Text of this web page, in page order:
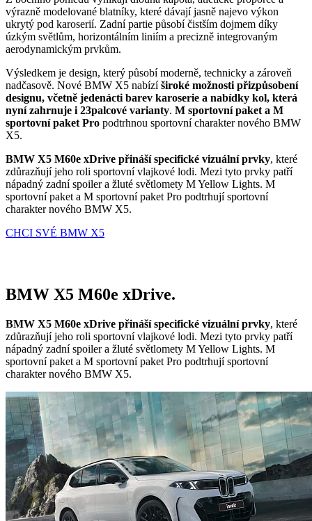
výrazně modelované blatníky, které dávají jasně najevo výkon
ukrytý pod karoserií. Zadní partie působí čistším dojmem díky
úzkým světlům, horizontálním liniím a precizně integrovaným
aerodynamickým prvkům.
Výsledkem je design, který působí moderně, technicky a zároveň
nadčasově. Nové BMW X5 nabízíširoké možnosti přizpůsobení
designu, včetně jedenácti barev karoserie a nabídky kol, která
nyní zahrnuje i 23palcové varianty. M sportovní paket a M
sportovní paket Pro podtrhnou sportovní charakter nového BMW
X5.
BMW X5 M60e xDrive přináší specifické vizuální prvky, které
zdůrazňují jeho roli sportovní vlajkové lodi. Mezi tyto prvky patří
nápadný zadní spoiler a žluté světlomety M Yellow Lights. M
sportovní paket a M sportovní paket Pro podtrhují sportovní
charakter nového BMW X5.
CHCI SVÉ BMW X5
BMW X5 M60e xDrive.
BMW X5 M60e xDrive přináší specifické vizuální prvky, které
zdůrazňují jeho roli sportovní vlajkové lodi. Mezi tyto prvky patří
nápadný zadní spoiler a žluté světlomety M Yellow Lights. M
sportovní paket a M sportovní paket Pro podtrhují sportovní
charakter nového BMW X5.